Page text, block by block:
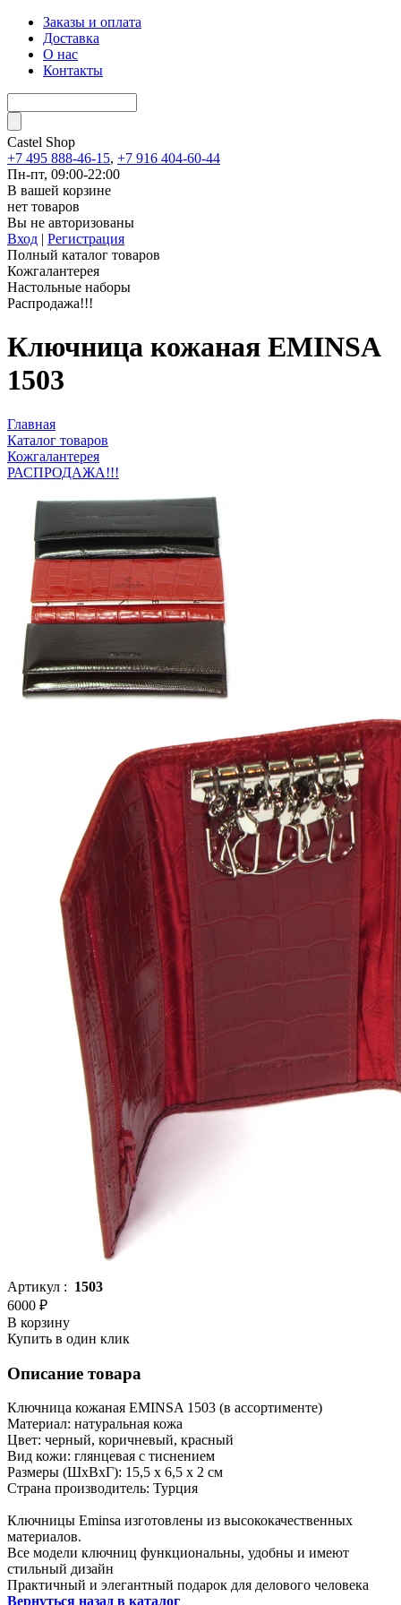
Заказы и оплата
Доставка
О нас
Контакты
Castel Shop
+7 495 888-46-15, +7 916 404-60-44
Пн-пт, 09:00-22:00
В вашей корзине
нет товаров
Вы не авторизованы
Вход | Регистрация
Полный каталог товаров
Кожгалантерея
Настольные наборы
Распродажа!!!
Ключница кожаная EMINSA
1503
Главная
Каталог товаров
Кожгалантерея
РАСПРОДАЖА!!!
Артикул : 1503
6000 ₽
В корзину
Купить в один клик
Описание товара
Ключница кожаная EMINSA 1503 (в ассортименте)
Материал: натуральная кожа
Цвет: черный, коричневый, красный
Вид кожи: глянцевая с тиснением
Размеры (ШxВxГ): 15,5 x 6,5 x 2 см
Страна производитель: Турция
Ключницы Eminsa изготовлены из высококачественных
материалов.
Все модели ключниц функциональны, удобны и имеют
стильный дизайн
Практичный и элегантный подарок для делового человека
Вернуться назад в каталог